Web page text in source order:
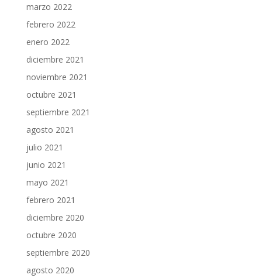
marzo 2022
febrero 2022
enero 2022
diciembre 2021
noviembre 2021
octubre 2021
septiembre 2021
agosto 2021
julio 2021
junio 2021
mayo 2021
febrero 2021
diciembre 2020
octubre 2020
septiembre 2020
agosto 2020